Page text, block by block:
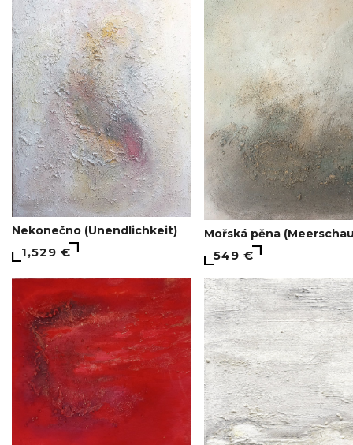
Nekonečno (Unendlichkeit)
1,529 €
Mořská pěna
549 €